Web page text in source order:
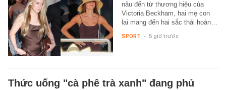
nâu đến từ thương hiệu của
Victoria Beckham, hai mẹ con
lại mang đến hai sắc thái hoàn…
SPORT - 5 giờ trước
Thức uống "cà phê trà xanh" đang phủ